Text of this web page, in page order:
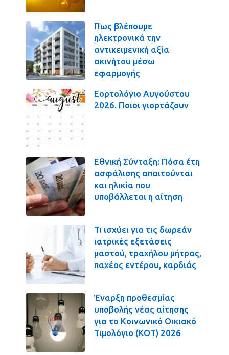
Πως βλέπουμε
ηλεκτρονικά την
αντικειμενική αξία
ακινήτου μέσω
εφαρμογής
Εορτολόγιο Αυγούστου
2026. Ποιοι γιορτάζουν
Εθνική Σύνταξη: Πόσα έτη
ασφάλισης απαιτούνται
και ηλικία που
υποβάλλεται η αίτηση
Τι ισχύει για τις δωρεάν
ιατρικές εξετάσεις
μαστού, τραχήλου μήτρας,
παχέος εντέρου, καρδιάς
Έναρξη προθεσμίας
υποβολής νέας αίτησης
για το Κοινωνικό Οικιακό
Τιμολόγιο (ΚΟΤ) 2026